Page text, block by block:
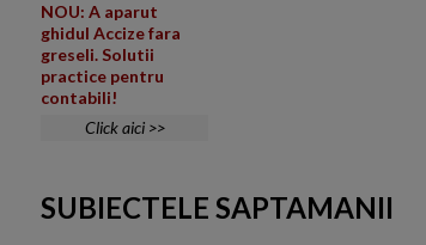
NOU: A aparut
ghidul Accize fara
greseli. Solutii
practice pentru
contabili!
Click aici >>
SUBIECTELE SAPTAMANII